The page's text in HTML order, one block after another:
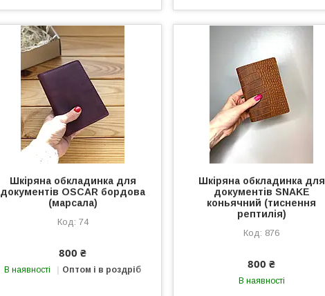
Шкіряна обкладинка для
документів OSCAR бордова
(марсала)
74
800 ₴
В наявності Оптом і в роздріб
Шкіряна обкладинка для
документів SNAKE
коньячний (тиснення
рептилія)
876
800 ₴
В наявності